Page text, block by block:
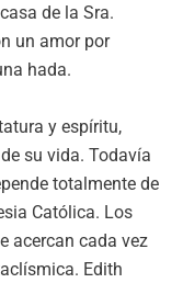
de la Sra.
un amor por
hada.
y espíritu,
su vida. Todavía
totalmente de
Católica. Los
acercan cada vez
Edith